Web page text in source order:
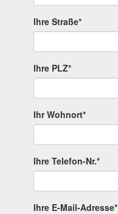
Ihre Straße*
Ihre PLZ*
Ihr Wohnort*
Ihre Telefon-Nr.*
Ihre E-Mail-Adresse*